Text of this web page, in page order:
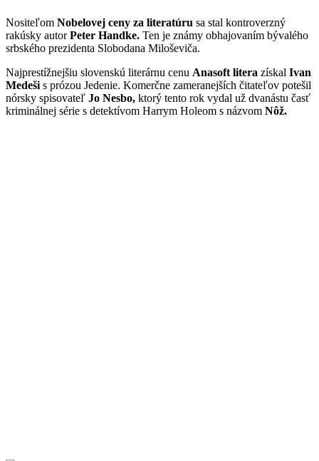
Nositeľom Nobelovej ceny za literatúru sa stal kontroverzný
rakúsky autorPeter Handke. Ten je známy obhajovaním bývalého
srbského prezidenta Slobodana Miloševiča.
Najprestížnejšiu slovenskú literárnu cenu Anasoft litera získal Ivan
Medeši s prózou Jedenie. Komerčne zameranejších čitateľov potešil
nórsky spisovateľ Jo Nesbo, ktorý tento rok vydal už dvanástu časť
kriminálnej série s detektívom Harrym Holeom s názvom Nôž.